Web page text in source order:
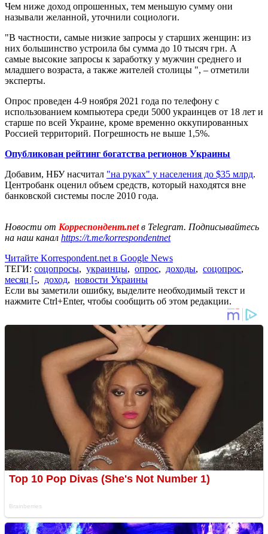
Чем ниже доход опрошенных, тем меньшую сумму они
называли желанной, уточнили социологи.
"В частности, самые низкие запросы у старших женщин: из
них большинство устроила бы сумма до 10 тысяч грн. А
самые высокие запросы к заработку у мужчин среднего и
младшего возраста, а также жителей столицы ", – отметили
эксперты.
Опрос проведен 4-9 ноября 2021 года по телефону с
использованием компьютера среди 5000 украинцев от 18 лет и
старше по всей Украине, кроме временно оккупированных
Россией территорий. Погрешность не выше 1,5%.
Опубликован рейтинг богатства регионов Украины
Добавим, НБУ насчитал "на руках" у населения до $35 млрд.
Центробанк оценил объем средств, который находятся вне
банковской системы после 2010 года.
Новости от Корреспондент.netв Telegram. Подписывайтесь
на наш канал https://t.me/korrespondentnet
Читайте Korrespondent.net в Google News
ТЕГИ: соцопросы, украинцы, опрос, доходы, соцопрос,
месяц [-, доход, новости Украины
Если вы заметили ошибку, выделите необходимый текст и
нажмите Ctrl+Enter, чтобы сообщить об этом редакции.